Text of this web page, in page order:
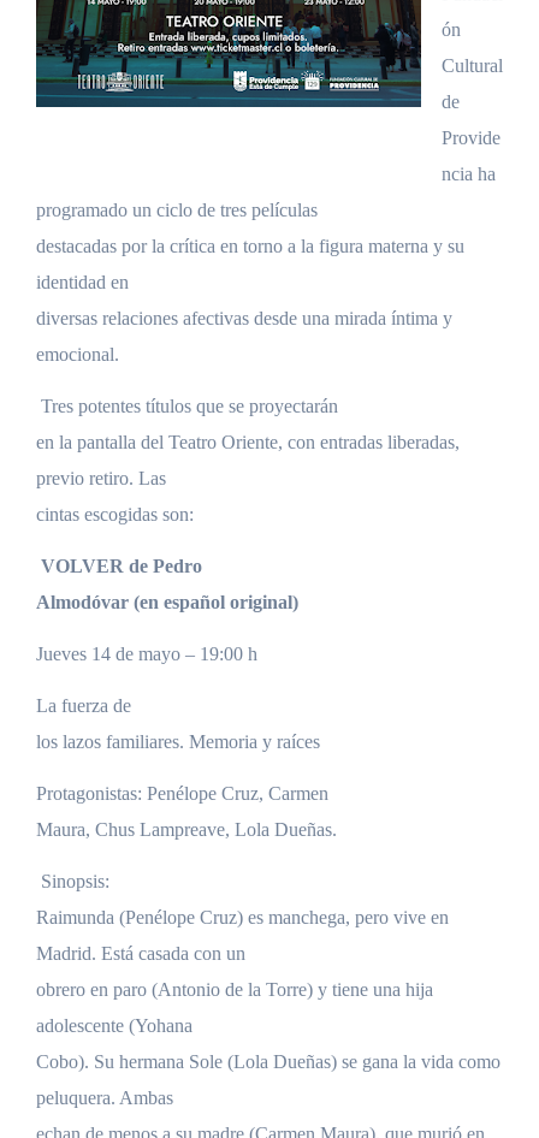
ón
Cultural
de
Provide
ncia ha
programado un ciclo de tres películas
destacadas por la crítica en torno a la figura materna y su
identidad en
diversas relaciones afectivas desde una mirada íntima y
emocional.
Tres potentes títulos que se proyectarán
en la pantalla del Teatro Oriente, con entradas liberadas,
previo retiro. Las
cintas escogidas son:
VOLVER de Pedro
Almodóvar (en español original)
Jueves 14 de mayo – 19:00 h
La fuerza de
los lazos familiares. Memoria y raíces
Protagonistas: Penélope Cruz, Carmen
Maura, Chus Lampreave, Lola Dueñas.
Sinopsis:
Raimunda (Penélope Cruz) es manchega, pero vive en
Madrid. Está casada con un
obrero en paro (Antonio de la Torre) y tiene una hija
adolescente (Yohana
Cobo). Su hermana Sole (Lola Dueñas) se gana la vida como
peluquera. Ambas
echan de menos a su madre (Carmen Maura), que murió en